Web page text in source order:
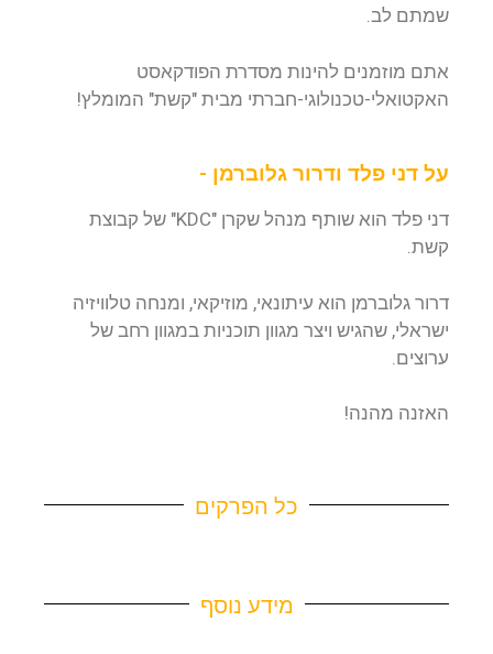
שמתם לב.
אתם מוזמנים להינות מסדרת הפודקאסט
האקטואלי-טכנולוגי-חברתי מבית "קשת" המומלץ!
על דני פלד ודרור גלוברמן -
דני פלד הוא שותף מנהל שקרן "KDC" של קבוצת
קשת.
דרור גלוברמן הוא עיתונאי, מוזיקאי, ומנחה טלוויזיה
ישראלי, שהגיש ויצר מגוון תוכניות במגוון רחב של
ערוצים.
האזנה מהנה!
כל הפרקים
מידע נוסף